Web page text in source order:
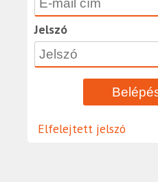
Jelszó
Elfelejtett jelszó